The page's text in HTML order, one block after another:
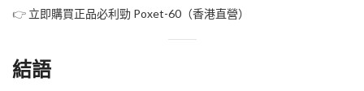
👉 立即購買正品必利勁 Poxet-60（香港直營）
結語